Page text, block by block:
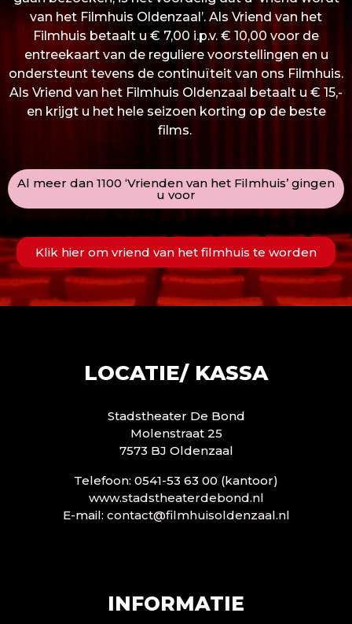
van het Filmhuis Oldenzaal’. Als Vriend van het
Filmhuis betaalt u € 7,00 i.p.v. € 10,00 voor de
entreekaart van de reguliere voorstellingen en u
ondersteunt tevens de continuïteit van ons Filmhuis.
Als Vriend van het Filmhuis Oldenzaal betaalt u € 15,-
en krijgt u het hele seizoen korting op de beste
films.
Al meer dan 1100 ‘Vrienden van het Filmhuis’ gingen
u voor
Klik hier om vriend van het filmhuis te worden
LOCATIE/ KASSA
Stadstheater De Bond
Molenstraat 25
7573 BJ Oldenzaal
Telefoon: 0541-53 63 00 (kantoor)
www.stadstheaterdebond.nl
E-mail: contact@filmhuisoldenzaal.nl
INFORMATIE